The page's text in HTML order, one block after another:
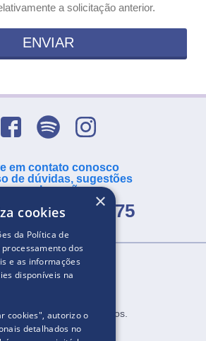
a solicitação anterior.
ENVIAR
em contato conosco
de dúvidas, sugestões
ou reclamações
- 0800 055 2875
os direitos reservados.
×
cookies
da Política de
dos
e as informações
disponíveis na
cookies", autorizo ​​o
detalhados no